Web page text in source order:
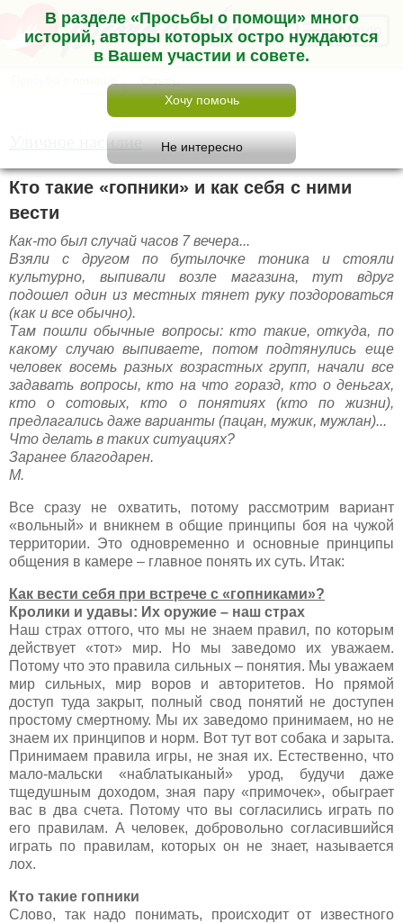
В разделе «Просьбы о помощи» много
историй, авторы которых остро нуждаются
в Вашем участии и совете.
Меню
Уличное насилие
Кто такие «гопники» и как себя с ними
вести
Как-то был случай часов 7 вечера...
Взяли с другом по бутылочке тоника и стояли
культурно, выпивали возле магазина, тут вдруг
подошел один из местных тянет руку поздороваться
(как и все обычно).
Там пошли обычные вопросы: кто такие, откуда, по
какому случаю выпиваете, потом подтянулись еще
человек восемь разных возрастных групп, начали все
задавать вопросы, кто на что горазд, кто о деньгах,
кто о сотовых, кто о понятиях (кто по жизни),
предлагались даже варианты (пацан, мужик, мужлан)...
Что делать в таких ситуациях?
Заранее благодарен.
М.
Все сразу не охватить, потому рассмотрим вариант
«вольный» и вникнем в общие принципы боя на чужой
территории. Это одновременно и основные принципы
общения в камере – главное понять их суть. Итак:
Как вести себя при встрече с «гопниками»?
Кролики и удавы: Их оружие – наш страх
Наш страх оттого, что мы не знаем правил, по которым
действует «тот» мир. Но мы заведомо их уважаем.
Потому что это правила сильных – понятия. Мы уважаем
мир сильных, мир воров и авторитетов. Но прямой
доступ туда закрыт, полный свод понятий не доступен
простому смертному. Мы их заведомо принимаем, но не
знаем их принципов и норм. Вот тут вот собака и зарыта.
Принимаем правила игры, не зная их. Естественно, что
мало-мальски «наблатыканый» урод, будучи даже
тщедушным доходом, зная пару «примочек», обыграет
вас в два счета. Потому что вы согласились играть по
его правилам. А человек, добровольно согласившийся
играть по правилам, которых он не знает, называется
лох.
Кто такие гопники
Слово, так надо понимать, происходит от известного